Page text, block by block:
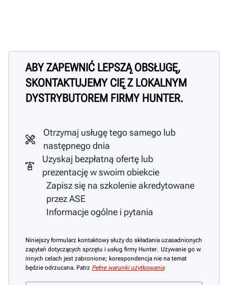
ABY ZAPEWNIĆ LEPSZĄ OBSŁUGĘ,
SKONTAKTUJEMY CIĘ Z LOKALNYM
DYSTRYBUTOREM FIRMY HUNTER.
Otrzymaj usługę tego samego lub
następnego dnia
Uzyskaj bezpłatną ofertę lub
prezentację w swoim obiekcie
Zapisz się na szkolenie akredytowane
przez ASE
Informacje ogólne i pytania
Niniejszy formularz kontaktowy służy do składania uzasadnionych
zapytań dotyczących sprzętu i usług firmy Hunter. Używanie go w
innych celach jest zabronione; korespondencja nie na temat
będzie odrzucana. Patrz Pełne warunki użytkowania